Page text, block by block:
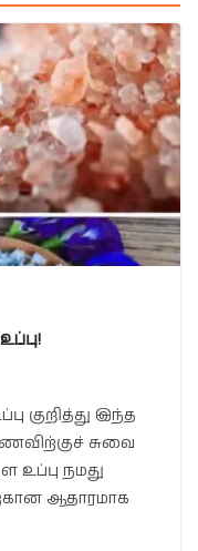
குறித்து இந்த
சுவை
உப்பு நமது
ஆதாரமாக